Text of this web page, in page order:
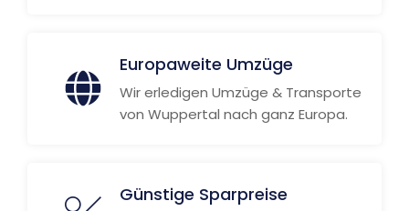
Europaweite Umzüge
Wir erledigen Umzüge & Transporte
von Wuppertal nach ganz Europa.
Günstige Sparpreise